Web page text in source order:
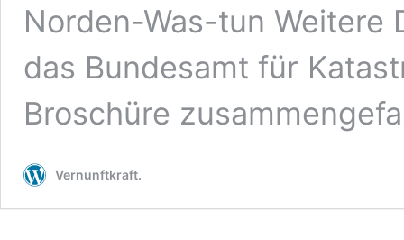
Norden-Was-tun Weitere
das Bundesamt für
Broschüre
Vernunftkraft.